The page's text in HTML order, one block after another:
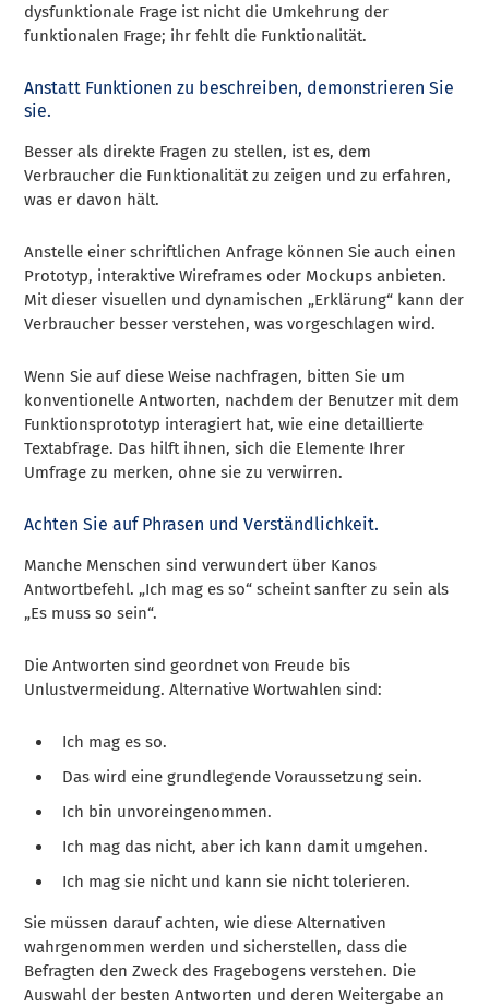
dysfunktionale Frage ist nicht die Umkehrung der
funktionalen Frage; ihr fehlt die Funktionalität.
Anstatt Funktionen zu beschreiben, demonstrieren Sie
sie.
Besser als direkte Fragen zu stellen, ist es, dem
Verbraucher die Funktionalität zu zeigen und zu erfahren,
was er davon hält.
Anstelle einer schriftlichen Anfrage können Sie auch einen
Prototyp, interaktive Wireframes oder Mockups anbieten.
Mit dieser visuellen und dynamischen „Erklärung“ kann der
Verbraucher besser verstehen, was vorgeschlagen wird.
Wenn Sie auf diese Weise nachfragen, bitten Sie um
konventionelle Antworten, nachdem der Benutzer mit dem
Funktionsprototyp interagiert hat, wie eine detaillierte
Textabfrage. Das hilft ihnen, sich die Elemente Ihrer
Umfrage zu merken, ohne sie zu verwirren.
Achten Sie auf Phrasen und Verständlichkeit.
Manche Menschen sind verwundert über Kanos
Antwortbefehl. „Ich mag es so“ scheint sanfter zu sein als
„Es muss so sein“.
Die Antworten sind geordnet von Freude bis
Unlustvermeidung. Alternative Wortwahlen sind:
Ich mag es so.
Das wird eine grundlegende Voraussetzung sein.
Ich bin unvoreingenommen.
Ich mag das nicht, aber ich kann damit umgehen.
Ich mag sie nicht und kann sie nicht tolerieren.
Sie müssen darauf achten, wie diese Alternativen
wahrgenommen werden und sicherstellen, dass die
Befragten den Zweck des Fragebogens verstehen. Die
Auswahl der besten Antworten und deren Weitergabe an